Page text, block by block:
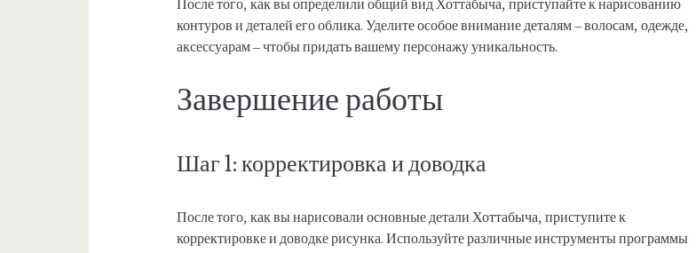
После того, как вы определили общий вид Хоттабыча, приступайте к нарисованию
контуров и деталей его облика. Уделите особое внимание деталям – волосам, одежде,
аксессуарам – чтобы придать вашему персонажу уникальность.
Завершение работы
Шаг 1: корректировка и доводка
После того, как вы нарисовали основные детали Хоттабыча, приступите к
корректировке и доводке рисунка. Используйте различные инструменты программы